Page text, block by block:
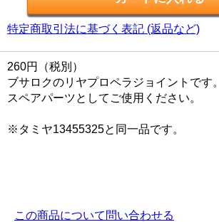
特定商取引法に基づく表記 (返品など)
260円（税別）
ブサロクのリヤプロペラジョイントです。
スペアパーツとしてご使用ください。
※タミヤ13455325と同一品です。
この商品について問い合わせる